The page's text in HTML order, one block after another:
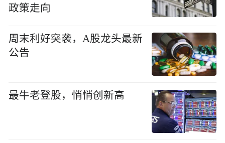
政策走向
周末利好突袭，A股龙头最新
公告
最牛老登股，悄悄创新高